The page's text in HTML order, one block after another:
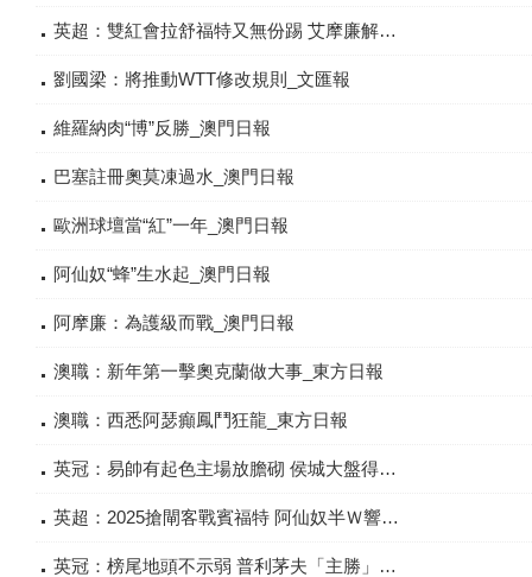
英超：雙紅會拉舒福特又無份踢 艾摩廉解釋點先會解凍_星島日報
劉國梁：將推動WTT修改規則_文匯報
維羅納肉“博”反勝_澳門日報
巴塞註冊奧莫凍過水_澳門日報
歐洲球壇當“紅”一年_澳門日報
阿仙奴“蜂”生水起_澳門日報
阿摩廉：為護級而戰_澳門日報
澳職：新年第一擊奧克蘭做大事_東方日報
澳職：西悉阿瑟癲鳳鬥狂龍_東方日報
英冠：易帥有起色主場放膽砌 侯城大盤得米_東方日報
英超：2025搶閘客戰賓福特 阿仙奴半Ｗ響頭炮_東方日報
英冠：榜尾地頭不示弱 普利茅夫「主勝」可抗「城」_星島日報